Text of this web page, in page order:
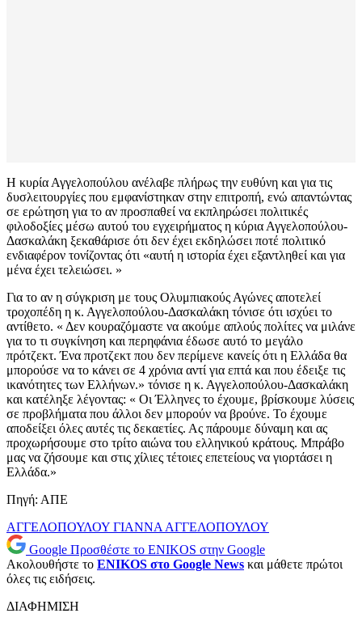
Η κυρία Αγγελοπούλου ανέλαβε πλήρως την ευθύνη και για τις
δυσλειτουργίες που εμφανίστηκαν στην επιτροπή, ενώ απαντώντας
σε ερώτηση για το αν προσπαθεί να εκπληρώσει πολιτικές
φιλοδοξίες μέσω αυτού του εγχειρήματος η κύρια Αγγελοπούλου-
Δασκαλάκη ξεκαθάρισε ότι δεν έχει εκδηλώσει ποτέ πολιτικό
ενδιαφέρον τονίζοντας ότι «αυτή η ιστορία έχει εξαντληθεί και για
μένα έχει τελειώσει. »
Για το αν η σύγκριση με τους Ολυμπιακούς Αγώνες αποτελεί
τροχοπέδη η κ. Αγγελοπούλου-Δασκαλάκη τόνισε ότι ισχύει το
αντίθετο. « Δεν κουραζόμαστε να ακούμε απλούς πολίτες να μιλάνε
για το τι συγκίνηση και περηφάνια έδωσε αυτό το μεγάλο
πρότζεκτ. Ένα προτζεκτ που δεν περίμενε κανείς ότι η Ελλάδα θα
μπορούσε να το κάνει σε 4 χρόνια αντί για επτά και που έδειξε τις
ικανότητες των Ελλήνων.» τόνισε η κ. Αγγελοπούλου-Δασκαλάκη
και κατέληξε λέγοντας: « Οι Έλληνες το έχουμε, βρίσκουμε λύσεις
σε προβλήματα που άλλοι δεν μπορούν να βρούνε. Το έχουμε
αποδείξει όλες αυτές τις δεκαετίες. Ας πάρουμε δύναμη και ας
προχωρήσουμε στο τρίτο αιώνα του ελληνικού κράτους. Μπράβο
μας να ζήσουμε και στις χίλιες τέτοιες επετείους να γιορτάσει η
Ελλάδα.»
Πηγή: ΑΠΕ
ΑΓΓΕΛΟΠΟΥΛΟΥ ΓΙΑΝΝΑ ΑΓΓΕΛΟΠΟΥΛΟΥ
Google Προσθέστε το ENIKOS στην Google
Ακολουθήστε το ENIKOS στο Google News και μάθετε πρώτοι
όλες τις ειδήσεις.
ΔΙΑΦΗΜΙΣΗ